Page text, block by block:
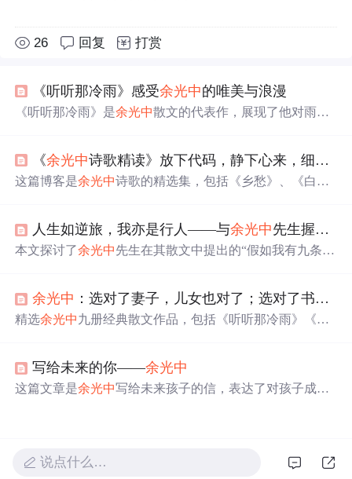
26 回复 打赏
《听听那冷雨》感受余光中的唯美与浪漫
《听听那冷雨》是余光中散文的代表作，展现了他对雨的
文学造诣和广阔兴趣。从‘万里长城’的古朴沧桑到‘南半球
的冬天’的遥远想象，再到‘听听那冷雨’的诗意氛围，每一
等，展示了余光中 对生活和文化的独特洞察。
《余光中诗歌精读》放下代码，静下心来，细细品读
这篇博客是余光中诗歌的精选集，包括《乡愁》、《白
界。透过文字，读者可以感受到余光中对生活、历史和文
化的深刻洞察。
人生如逆旅，我亦是行人——与余光中先生握一次手（一）
本文探讨了余光中先生在其散文中提出的“假如我有九条
章通过余光中的个人经历，反映了他对于生活、家庭、文
学创作及个人成长的深刻理解。
余光中 ：选对了妻子，儿女也对了；选对了书，人生也对了丨好书优选
精选余光中九册经典散文作品，包括《听听那冷雨》《逍
独特见解。
写给未来的你——余光中
这篇文章是余光中写给未来孩子的信，表达了对孩子成为
说点什么…